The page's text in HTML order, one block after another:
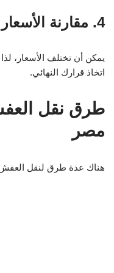
4. مقارنة الأسعار
يمكن أن تختلف الأسعار،
اتخاذ قرارك النهائي.
طرق نقل
مصر
هناك عدة طرق لنقل العفش،